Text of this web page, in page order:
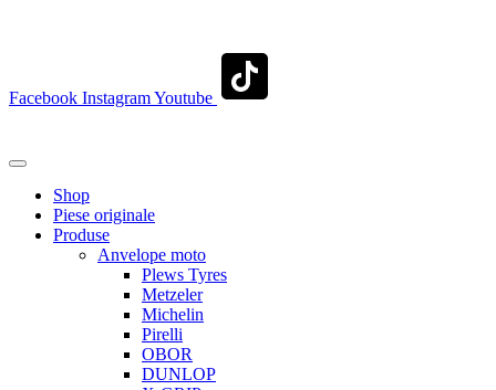
Facebook InstagramYoutube
Shop
Piese originale
Produse
Anvelope moto
Plews Tyres
Metzeler
Michelin
Pirelli
OBOR
DUNLOP